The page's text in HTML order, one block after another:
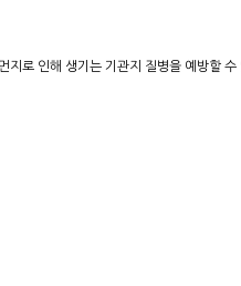
로 인해 생기는 기관지 질병을 예방할 수